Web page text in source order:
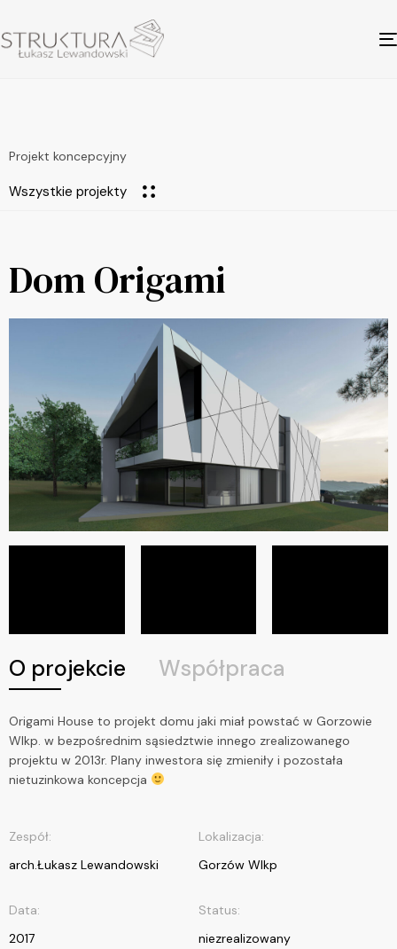
Projekt koncepcyjny
Wszystkie projekty
Dom Origami
O projekcie Współpraca
Origami House to projekt domu jaki miał powstać w Gorzowie
Wlkp. w bezpośrednim sąsiedztwie innego zrealizowanego
projektu w 2013r. Plany inwestora się zmieniły i pozostała
nietuzinkowa koncepcja
Zespół:
arch.Łukasz Lewandowski
Lokalizacja:
Gorzów Wlkp
Data:
2017
Status:
niezrealizowany